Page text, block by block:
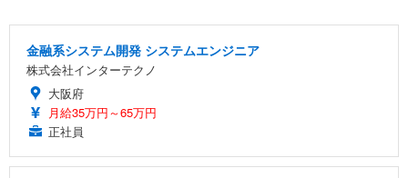
金融系システム開発 システムエンジニア
株式会社インターテクノ
大阪府
月給35万円～65万円
正社員